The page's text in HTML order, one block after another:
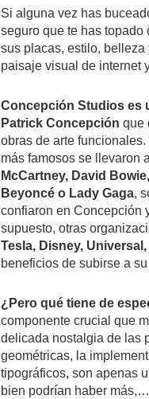
Si alguna vez has
seguro que te has
sus placas, estilo, belleza
paisaje visual de internet
Concepción Studios es
Patrick Concepción que
obras de arte
más famosos se llevaron
McCartney, David
Beyoncé o Lady Gaga,
confiaron en Concepción
supuesto, otras
Tesla, Disney,
beneficios de subirse a su
¿Pero qué tiene de
componente crucial que
delicada nostalgia de las
geométricas, la
tipográficos, son apenas
bien podrían haber